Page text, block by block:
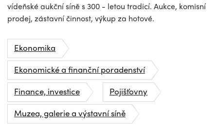
vídeňské aukční síně s 300 - letou tradicí. Aukce, komisní
prodej, zástavní činnost, výkup za hotové.
Ekonomika
Ekonomické a finanční poradenství
Finance, investice
Pojišťovny
Muzea, galerie a výstavní síně